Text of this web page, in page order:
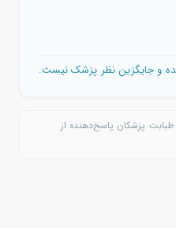
و جایگزین نظر پزشک نیست.
پزشکان پاسخ‌دهنده از